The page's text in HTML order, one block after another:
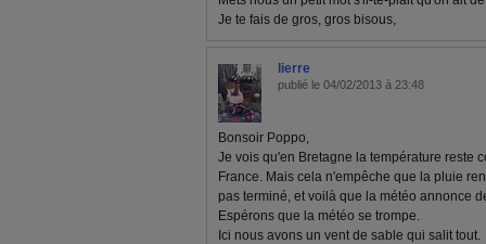
Je te fais de gros, gros bisous,
lierre
publié le 04/02/2013 à 23:48
Bonsoir Poppo,
Je vois qu'en Bretagne la température reste
France. Mais cela n'empêche que la pluie
pas terminé, et voilà que la météo annonce
Espérons que la météo se trompe.
Ici nous avons un vent de sable qui salit tout.